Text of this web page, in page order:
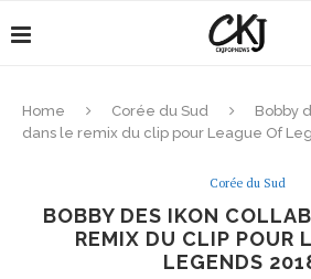
Home Corée du Sud
Bobby
dans le remix du clip pour League Of
Corée du Sud
BOBBY DES IKON
REMIX DU CLIP POUR
LEGENDS